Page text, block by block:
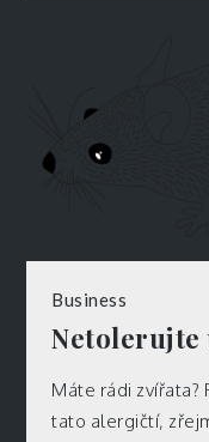
Business
Netolerujte
Máte rádi zvířata?
tato alergičtí,